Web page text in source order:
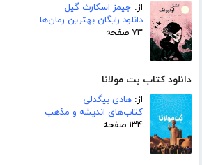
از: جیمز اسکارث گیل
دانلود رایگان بهترین رمان‌ها
۷۳ صفحه
دانلود کتاب بت مولانا
از: هادی بیگدلی
کتاب‌های اندیشه و مذهب
۱۳۴ صفحه